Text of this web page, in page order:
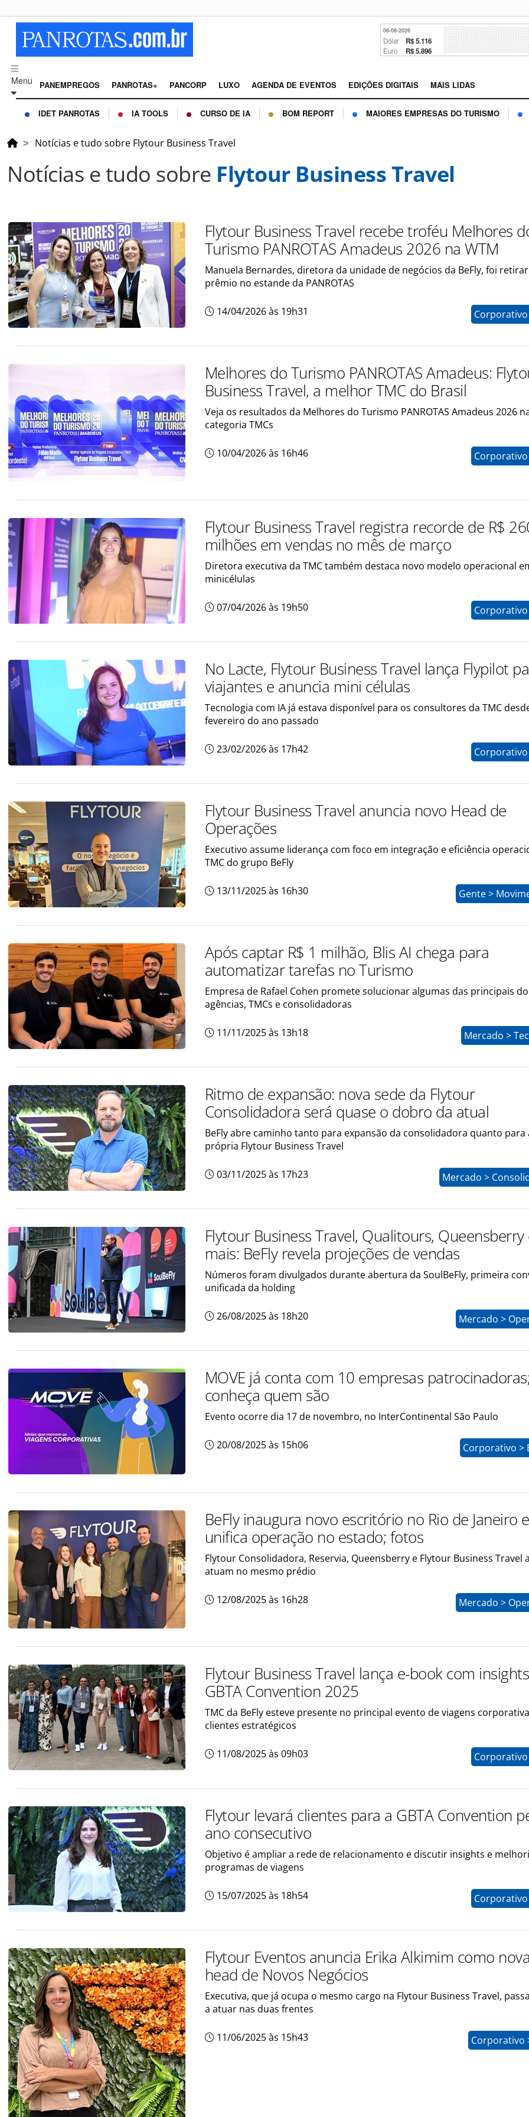
06-08-2026
Dólar R$ 5.116
Euro R$ 5.896
Menu PANEMPREGOS PANROTAS+ PANCORP LUXO AGENDA DE EVENTOS EDIÇÕES DIGITAIS MAIS LIDAS
IDET PANROTAS IA TOOLS CURSO DE IA BOM REPORT MAIORES EMPRESAS DO TURISMO
Notícias e tudo sobre Flytour Business Travel
Notícias e tudo sobre Flytour Business Travel
Flytour Business Travel recebe troféu Melhores
Turismo PANROTAS Amadeus 2026 na WTM
Manuela Bernardes, diretora da unidade de negócios da BeFly, foi
prêmio no estande da PANROTAS
14/04/2026 às 19h31 Corporativo
Melhores do Turismo PANROTAS Amadeus:
Business Travel, a melhor TMC do Brasil
Veja os resultados da Melhores do Turismo PANROTAS Amadeus 2026
categoria TMCs
10/04/2026 às 16h46 Corporativo
Flytour Business Travel registra recorde de R$
milhões em vendas no mês de março
Diretora executiva da TMC também destaca novo modelo operacional
minicélulas
07/04/2026 às 19h50 Corporativo
No Lacte, Flytour Business Travel lança Flypilot
viajantes e anuncia mini células
Tecnologia com IA já estava disponível para os consultores da TMC
fevereiro do ano passado
23/02/2026 às 17h42 Corporativo
Flytour Business Travel anuncia novo Head de
Operações
Executivo assume liderança com foco em integração e eficiência
TMC do grupo BeFly
13/11/2025 às 16h30 Gente >
Após captar R$ 1 milhão, Blis AI chega para
automatizar tarefas no Turismo
Empresa de Rafael Cohen promete solucionar algumas das principais
agências, TMCs e consolidadoras
11/11/2025 às 13h18 Mercado >
Ritmo de expansão: nova sede da Flytour
Consolidadora será quase o dobro da atual
BeFly abre caminho tanto para expansão da consolidadora quanto para
própria Flytour Business Travel
03/11/2025 às 17h23 Mercado >
Flytour Business Travel, Qualitours, Queensberry
mais: BeFly revela projeções de vendas
Números foram divulgados durante abertura da SoulBeFly, primeira
unificada da holding
26/08/2025 às 18h20 Mercado >
MOVE já conta com 10 empresas patrocinadoras;
conheça quem são
Evento ocorre dia 17 de novembro, no InterContinental São Paulo
20/08/2025 às 15h06 Corporativo >
BeFly inaugura novo escritório no Rio de Janeiro e
unifica operação no estado; fotos
Flytour Consolidadora, Reservia, Queensberry e Flytour Business Travel
atuam no mesmo prédio
12/08/2025 às 16h28 Mercado >
Flytour Business Travel lança e-book com
GBTA Convention 2025
TMC da BeFly esteve presente no principal evento de viagens
clientes estratégicos
11/08/2025 às 09h03 Corporativo
Flytour levará clientes para a GBTA Convention
ano consecutivo
Objetivo é ampliar a rede de relacionamento e discutir insights e
programas de viagens
15/07/2025 às 18h54 Corporativo
Flytour Eventos anuncia Erika Alkimim como nova
head de Novos Negócios
Executiva, que já ocupa o mesmo cargo na Flytour Business Travel,
a atuar nas duas frentes
11/06/2025 às 15h43 Corporativo